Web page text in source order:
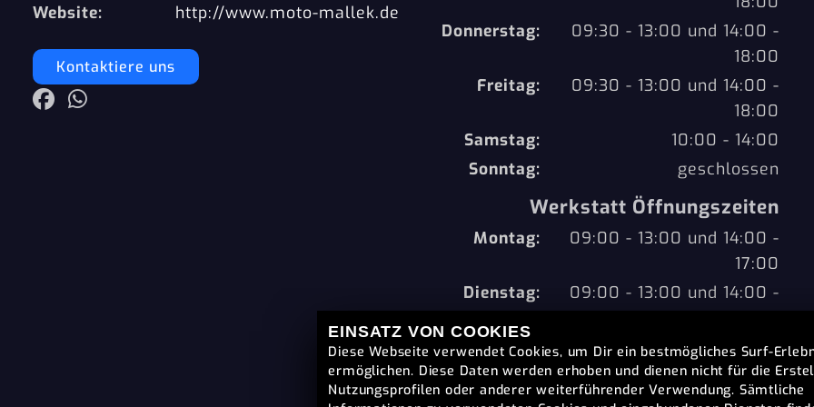
Website:
http://www.moto-mallek.de
Kontaktiere uns
Donnerstag:
09:30 - 13:00 und 14:00 -
18:00
Freitag:
09:30 - 13:00 und 14:00 -
18:00
Samstag:
10:00 - 14:00
Sonntag:
geschlossen
Werkstatt Öffnungszeiten
Montag:
09:00 - 13:00 und 14:00 -
17:00
Dienstag:
09:00 - 13:00 und 14:00 -
17:00
Mittwoch:
09:00 - 13:00 und 14:00 -
17:00
Donnerstag:
09:00 - 13:00 und 14:00 -
EINSATZ VON COOKIES
Diese Webseite verwendet Cookies, um Dir ein bestmögliches Surf-
ermöglichen. Diese Daten werden erhoben und dienen nicht für die
Nutzungsprofilen oder anderer weiterführender Verwendung. Sämtliche